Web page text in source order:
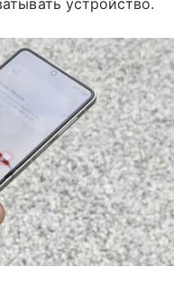
устройство.